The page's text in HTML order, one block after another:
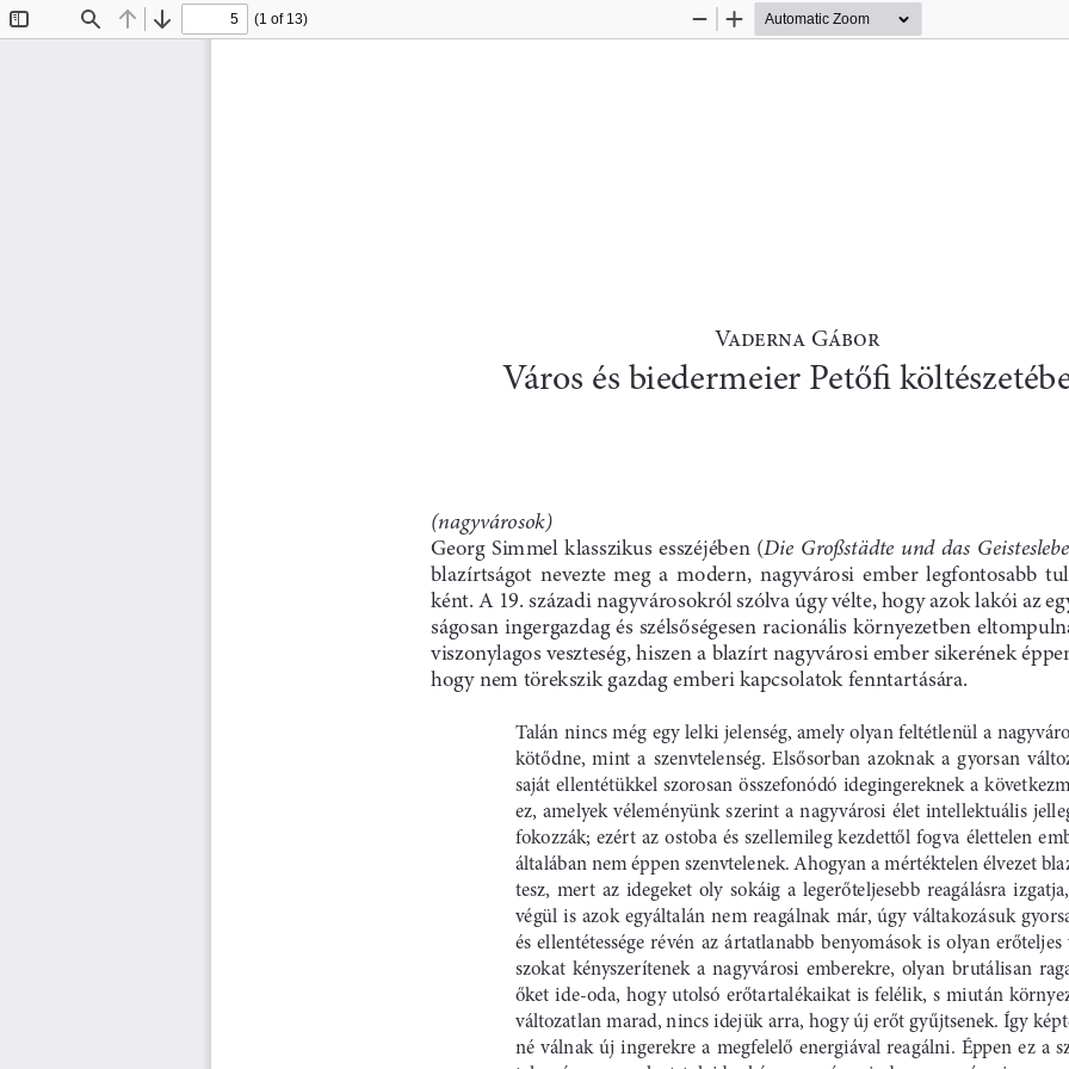
Find Previous
Next
(1 of 13)
Zoom
Zoom
(nagyvárosok)
Georg  Simmel  klasszikus  esszéjében  ( Die  Großstädte  und  das
blazírtságot  nevezte  meg  a  modern,  nagyvárosi  ember  legfontosabb
ként. A 19. századi nagyvárosokról szólva úgy vélte, hogy azok lakói az
ságosan ingergazdag és szélsőségesen racionális környezetben
viszonylagos veszteség, hiszen a blazírt nagyvárosi ember sikerének
hogy nem törekszik gazdag emberi kapcsolatok fenntartására.
Talán nincs még egy lelki jelenség, amely olyan feltétlenül a
kötődne,  mint  a  szenvtelenség.  Elsősorban  azoknak  a  gyorsan
saját ellentétükkel szorosan összefonódó idegingereknek a
ez, amelyek véleményünk szerint a nagyvárosi élet intellektuális
fokozzák;  ezért  az  ostoba  és  szellemileg  kezdettől  fogva  élettelen
általában nem éppen szenvtelenek. Ahogyan a mértéktelen élvezet
tesz,  mert  az  idegeket  oly  sokáig  a  legerőteljesebb  reagálásra
végül  is  azok  egyáltalán  nem  reagálnak  már,  úgy  váltakozásuk
és  ellentétessége  révén  az  ártatlanabb  benyomások  is  olyan  erőteljes
szokat  kényszerítenek  a  nagyvárosi  emberekre,  olyan  brutálisan
őket ide-oda, hogy utolsó erőtartalékaikat is felélik, s miután
változatlan marad, nincs idejük arra, hogy új erőt gyűjtsenek. Így
né  válnak  új  ingerekre  a  megfelelő  energiával  reagálni.  Éppen  ez  a
V>J8?C> GKL<?
Város és biedermeier Petőfi